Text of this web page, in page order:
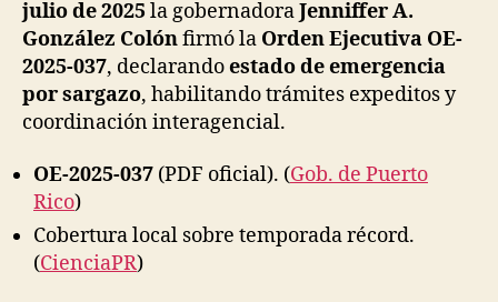
julio de 2025 la gobernadoraJenniffer A.
González Colónfirmó la Orden Ejecutiva OE-
2025-037, declarandoestado de emergencia
por sargazo, habilitando trámites expeditos y
coordinación interagencial.
OE-2025-037 (PDF oficial). (Gob. de Puerto
Rico)
Cobertura local sobre temporada récord.
(CienciaPR)